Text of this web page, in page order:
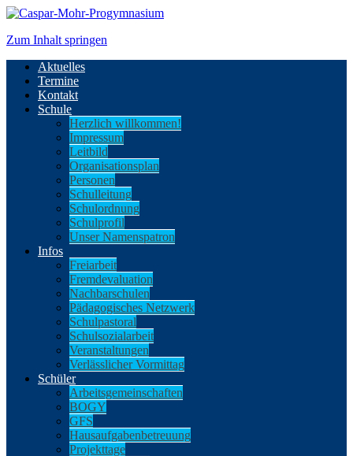
Zum Inhalt springen
Aktuelles
Termine
Kontakt
Schule
Herzlich willkommen!
Impressum
Leitbild
Organisationsplan
Personen
Schulleitung
Schulordnung
Schulprofil
Unser Namenspatron
Infos
Freiarbeit
Fremdevaluation
Nachbarschulen
Pädagogisches Netzwerk
Schulpastoral
Schulsozialarbeit
Veranstaltungen
Verlässlicher Vormittag
Schüler
Arbeitsgemeinschaften
BOGY
GFS
Hausaufgabenbetreuung
Projekttage